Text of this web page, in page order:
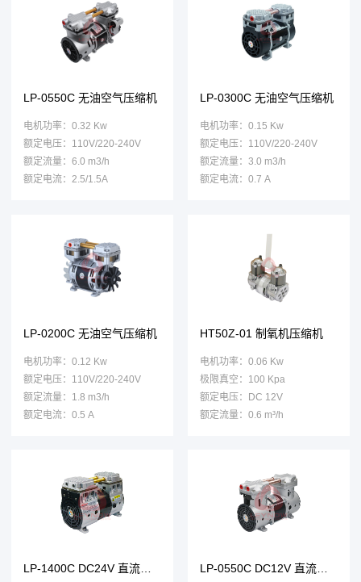
LP-0550C 无油空气压缩机
电机功率：0.32 Kw
额定电压：110V/220-240V
额定流量：6.0 m3/h
额定电流：2.5/1.5A
LP-0300C 无油空气压缩机
电机功率：0.15 Kw
额定电压：110V/220-240V
额定流量：3.0 m3/h
额定电流：0.7 A
LP-0200C 无油空气压缩机
电机功率：0.12 Kw
额定电压：110V/220-240V
额定流量：1.8 m3/h
额定电流：0.5 A
HT50Z-01 制氧机压缩机
电机功率：0.06 Kw
极限真空：100 Kpa
额定电压：DC 12V
额定流量：0.6 m³/h
LP-1400C DC24V 直流压缩机 LP-0550C DC12V 直流压缩机